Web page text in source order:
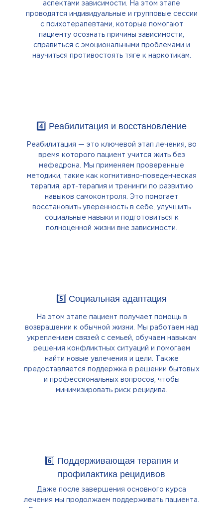
аспектами зависимости. На этом этапе
проводятся индивидуальные и групповые сессии
с психотерапевтами, которые помогают
пациенту осознать причины зависимости,
справиться с эмоциональными проблемами и
научиться противостоять тяге к наркотикам.
4️⃣ Реабилитация и восстановление
Реабилитация — это ключевой этап лечения, во
время которого пациент учится жить без
мефедрона. Мы применяем проверенные
методики, такие как когнитивно-поведенческая
терапия, арт-терапия и тренинги по развитию
навыков самоконтроля. Это помогает
восстановить уверенность в себе, улучшить
социальные навыки и подготовиться к
полноценной жизни вне зависимости.
5️⃣ Социальная адаптация
На этом этапе пациент получает помощь в
возвращении к обычной жизни. Мы работаем над
укреплением связей с семьей, обучаем навыкам
решения конфликтных ситуаций и помогаем
найти новые увлечения и цели. Также
предоставляется поддержка в решении бытовых
и профессиональных вопросов, чтобы
минимизировать риск рецидива.
6️⃣ Поддерживающая терапия и
профилактика рецидивов
Даже после завершения основного курса
лечения мы продолжаем поддерживать пациента.